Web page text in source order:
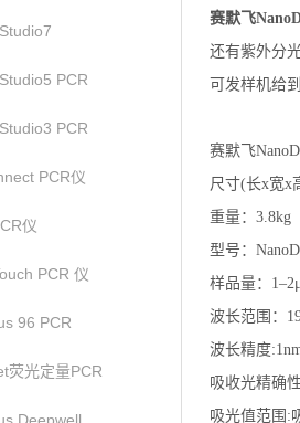
PCR
PCR
PCR仪
仪
PCR 仪
96 PCR
荧光定量PCR
赛默飞
还有紫外分
可发样机给
赛默飞
尺寸(长x宽x
重量：3.8kg
型号：
样品量：
波长范围：
波长精度
吸收光精确
吸光值范围: